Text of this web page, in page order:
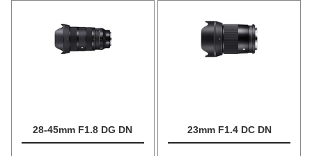
28-45mm F1.8 DG DN 23mm F1.4 DC DN